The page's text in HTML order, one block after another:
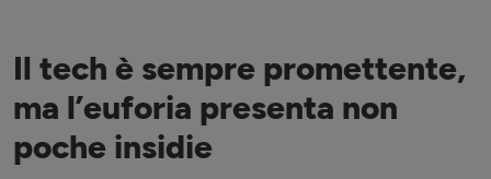
Il tech è sempre promettente,
ma l’euforia presenta non
poche insidie